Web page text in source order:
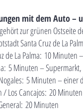
mit dem Auto –
zur grünen Ostseite
Santa Cruz de La
de La Palma: 10 Minuten
5 Minuten –
5 Minuten – einer
/ Los Cancajos: 20 Minuten
20 Minuten